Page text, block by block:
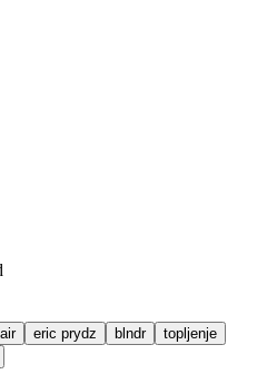
eric prydz blndr
topljenje